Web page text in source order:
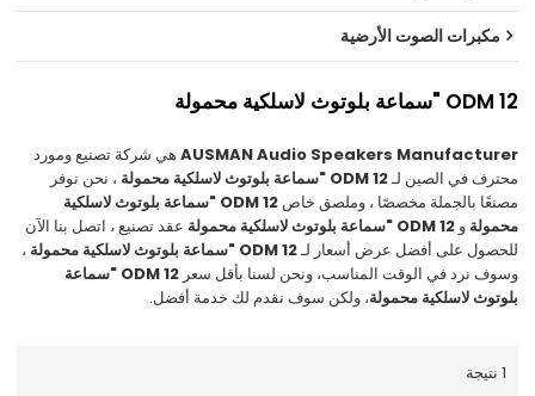
مكبرات الصوت الأرضية
ODM 12 "سماعة بلوتوث لاسلكية محمولة
AUSMAN Audio Speakers Manufacturer هي شركة تصنيع ومورد
محترف في الصين لـODM 12 "سماعة بلوتوث لاسلكية محمولة
، نحن نوفر
مصنعًا بالجملة مخصصًا ، وملصق خاص
ODM 12 "سماعة بلوتوث لاسلكية
محمولة وODM 12 "سماعة بلوتوث لاسلكية محمولة
عقد تصنيع ، اتصل بنا الآن
للحصول على أفضل عرض أسعار لـODM 12 "سماعة بلوتوث لاسلكية محمولة
،
وسوف نرد في الوقت المناسب، ونحن لسنا بأقل سعر
ODM 12 "سماعة
بلوتوث لاسلكية محمولة، ولكن سوف نقدم لك خدمة أفضل.
1 نتيجة